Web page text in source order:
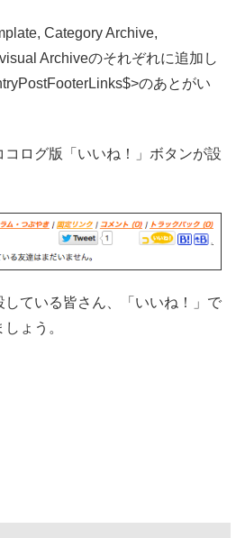
Category Archive,
Archiveのそれぞれに追加し
のあとがい
ログ版「いいね！」ボタンが設
している皆さん、「いいね！」で
ょう。